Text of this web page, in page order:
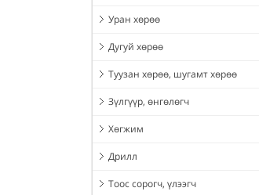
Уран хөрөө
Дугуй хөрөө
Туузан хөрөө, шугамт хөрөө
Зүлгүүр, өнгөлөгч
Хөгжим
Дрилл
Тоос сорогч, үлээгч